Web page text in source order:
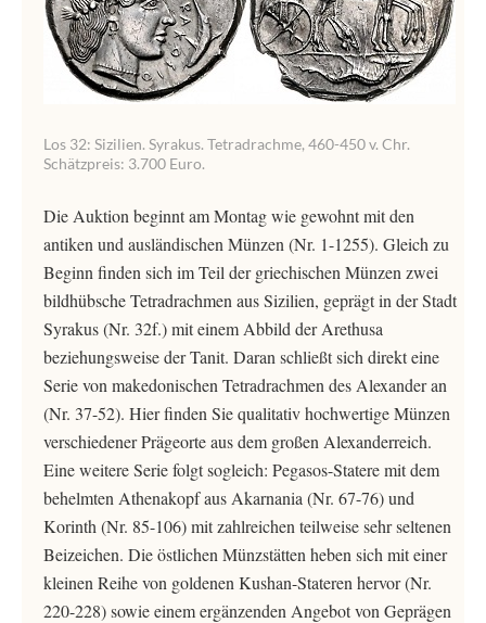
Los 32: Sizilien. Syrakus. Tetradrachme, 460-450 v. Chr.
Schätzpreis: 3.700 Euro.
Die Auktion beginnt am Montag wie gewohnt mit den
antiken und ausländischen Münzen (Nr. 1-1255). Gleich zu
Beginn finden sich im Teil der griechischen Münzen zwei
bildhübsche Tetradrachmen aus Sizilien, geprägt in der Stadt
Syrakus (Nr. 32f.) mit einem Abbild der Arethusa
beziehungsweise der Tanit. Daran schließt sich direkt eine
Serie von makedonischen Tetradrachmen des Alexander an
(Nr. 37-52). Hier finden Sie qualitativ hochwertige Münzen
verschiedener Prägeorte aus dem großen Alexanderreich.
Eine weitere Serie folgt sogleich: Pegasos-Statere mit dem
behelmten Athenakopf aus Akarnania (Nr. 67-76) und
Korinth (Nr. 85-106) mit zahlreichen teilweise sehr seltenen
Beizeichen. Die östlichen Münzstätten heben sich mit einer
kleinen Reihe von goldenen Kushan-Stateren hervor (Nr.
220-228) sowie einem ergänzenden Angebot von Geprägen